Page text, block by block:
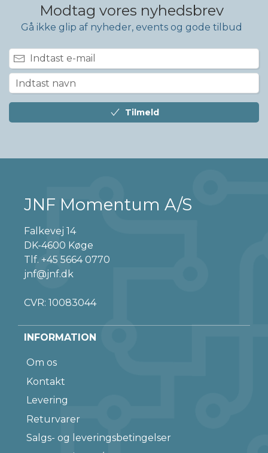
Modtag vores nyhedsbrev
Gå ikke glip af nyheder, events og gode tilbud
Tilmeld
JNF Momentum A/S
Falkevej 14
DK-4600 Køge
Tlf. +45 5664 0770
jnf@jnf.dk
CVR: 10083044
INFORMATION
Om os
Kontakt
Levering
Returvarer
Salgs- og leveringsbetingelser